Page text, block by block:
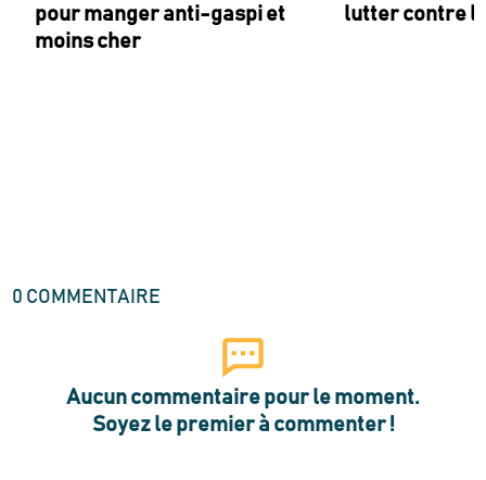
pour manger anti-gaspi et
moins cher
lutter contre
0 COMMENTAIRE
Aucun commentaire pour le moment.
Soyez le premier à commenter !